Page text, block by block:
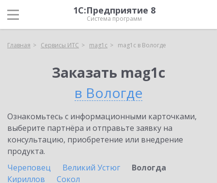
1С:Предприятие 8
Система программ
Главная Сервисы ИТС mag1c mag1c в Вологде
Заказать mag1c
в Вологде
Ознакомьтесь с информационными карточками,
выберите партнёра и отправьте заявку на
консультацию, приобретение или внедрение
продукта.
Череповец
Великий Устюг
Вологда
Кириллов
Сокол